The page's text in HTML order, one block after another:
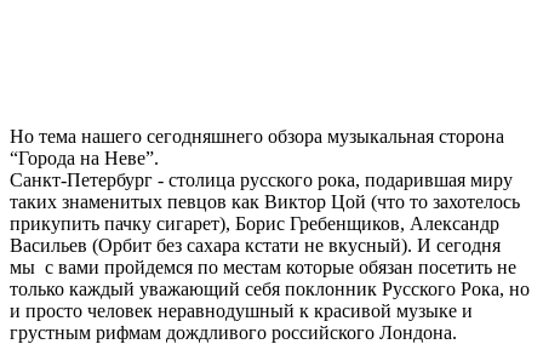
Но тема нашего сегодняшнего обзора музыкальная сторона
“Города на Неве”.
Санкт-Петербург - столица русского рока, подарившая миру
таких знаменитых певцов как Виктор Цой (что то захотелось
прикупить пачку сигарет), Борис Гребенщиков, Александр
Васильев (Орбит без сахара кстати не вкусный). И сегодня
мы с вами пройдемся по местам которые обязан посетить не
только каждый уважающий себя поклонник Русского Рока, но
и просто человек неравнодушный к красивой музыке и
грустным рифмам дождливого российского Лондона.